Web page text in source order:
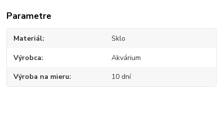
Parametre
Materiál Sklo
Výrobca Akvárium
Výroba na mieru 10 dní